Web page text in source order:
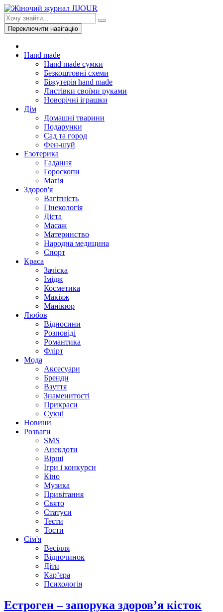
Переключити навігацію
Hand made
Hand made сумки
Безкоштовні схеми
Біжутерія hand made
Листівки своїми руками
Новорічні іграшки
Дім
Домашні тварини
Подарунки
Сад та город
Фен-шуй
Езотерика
Гадання
Гороскопи
Магія
Здоров'я
Вагітність
Гінекологія
Дієта
Масаж
Материнство
Народна медицина
Спорт
Краса
Зачіска
Імідж
Косметика
Макіяж
Манікюр
Любов
Відносини
Розповіді
Романтика
Флірт
Мода
Аксесуари
Бренди
Взуття
Знаменитості
Прикраси
Сукні
Новини
Розваги
SMS
Анекдоти
Вірші
Ігри і конкурси
Кіно
Музика
Привітання
Свято
Статуси
Тести
Тости
Сім'я
Весілля
Відпочинок
Діти
Кар’єра
Психологія
Естроген – запорука здоров’я кісток